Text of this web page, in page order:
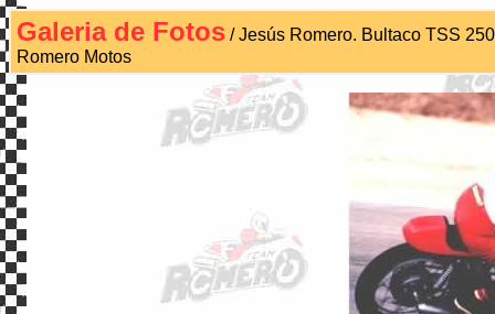
Galeria de Fotos / Jesús Romero. Bultaco TSS
Romero Motos